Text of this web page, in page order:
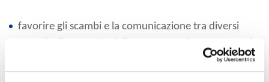
favorire gli scambi e la comunicazione tra diversi